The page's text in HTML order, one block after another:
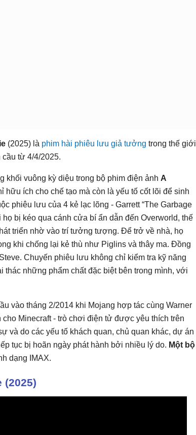
(2025) là phim hài phiêu lưu giả tưởng trong thế giới
từ 4/4/2025.
vuông kỳ diệu trong bộ phim điện ảnh A
hữu ích cho chế tạo mà còn là yếu tố cốt lõi để sinh
phiêu lưu của 4 kẻ lạc lõng - Garrett “The Garbage
họ bị kéo qua cánh cửa bí ẩn dẫn đến Overworld, thế
triển nhờ vào trí tưởng tượng. Để trở về nhà, họ
khi chống lại kẻ thù như Piglins và thây ma. Đồng
Chuyến phiêu lưu không chỉ kiểm tra kỹ năng
những phẩm chất đặc biệt bên trong mình, với
vào tháng 2/2014 khi Mojang hợp tác cùng Warner
Minecraft - trò chơi điện tử được yêu thích trên
và do các yếu tố khách quan, chủ quan khác, dự án
tục bị hoãn ngày phát hành bởi nhiều lý do. Một bộ
dạng IMAX.
(2025)